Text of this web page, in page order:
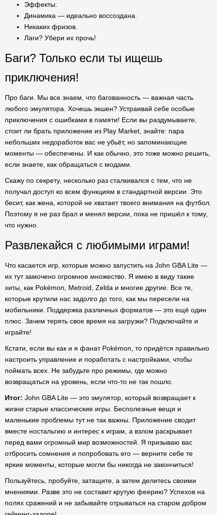
Эффекты:
Динамика — идеально воссоздана.
Никаких фризов.
Лаги? Убери их прочь!
Баги? Только если ты ищешь
приключения!
Про баги. Мы все знаем, что багованность — важная часть
любого эмулятора. Хочешь экшен? Устраивай себе особые
приключения с ошибками в памяти! Если вы раздумываете,
стоит ли брать приложение из Play Market, знайте: пара
небольших недоработок вас не убьёт, но запоминающие
моменты — обеспечены. И как обычно, это тоже можно решить,
если знаете, как обращаться с модами.
Скажу по секрету, несколько раз сталкивался с тем, что не
получал доступ ко всем функциям в стандартной версии. Это
бесит, как жена, которой не хватает твоего внимания на футбол.
Поэтому я не раз брал и менял версии, пока не пришёл к тому,
что нужно.
Развлекайся с любимыми играми!
Что касается игр, которые можно запустить на John GBA Lite —
их тут замочено огромное множество. Я имею в виду такие
хиты, как Pokémon, Metroid, Zelda и многие другие. Все те,
которые крутили нас задолго до того, как мы пересели на
мобильники. Поддержка различных форматов — это ещё один
плюс. Зачем терять свое время на загрузки? Подключайте и
играйте!
Кстати, если вы как и я фанат Pokémon, то придётся правильно
настроить управление и поработать с настройками, чтобы
поймать всех. Не забудьте про режимы, где можно
возвращаться на уровень, если что-то не так пошло.
Итог: John GBA Lite — это эмулятор, который возвращает к
жизни старые классические игры. Бесполезные вещи и
маленькие проблемы тут не так важны. Приложение сводит
вместе ностальгию и интерес к играм, а взлом раскрывает
перед вами огромный мир возможностей. Я призываю вас
отбросить сомнения и попробовать его — верните себе те
яркие моменты, которые могли бы никогда не закончиться!
Пользуйтесь, пробуйте, затащите, а затем делитесь своими
мнениями. Разве это не составит крутую феерию? Успехов на
полях сражений и не забывайте отрываться на старом добром